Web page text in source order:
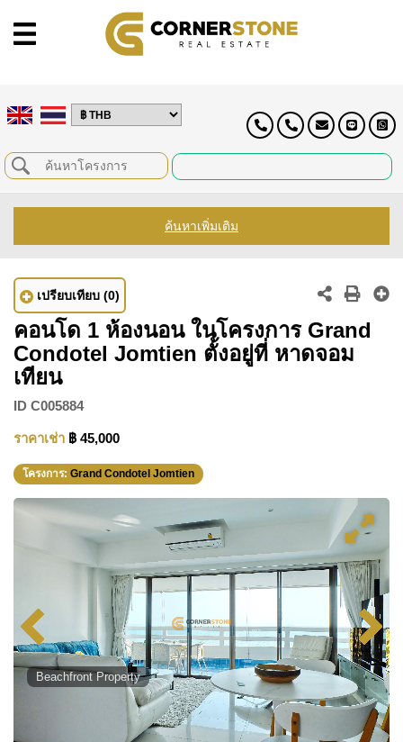
ค้นหาเพิ่มเติม
เปรียบเทียบ (0)
คอนโด 1 ห้องนอน ในโครงการ Grand
Condotel Jomtien ตั้งอยู่ที่ หาดจอม
เทียน
ID C005884
ราคาเช่า ฿ 45,000
โครงการ: Grand Condotel Jomtien
Beachfront Property